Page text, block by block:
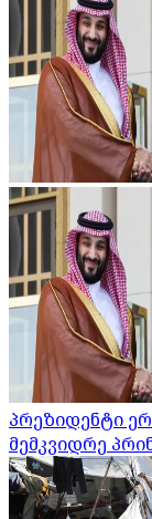
პრეზიდენტი
მემკვიდრე